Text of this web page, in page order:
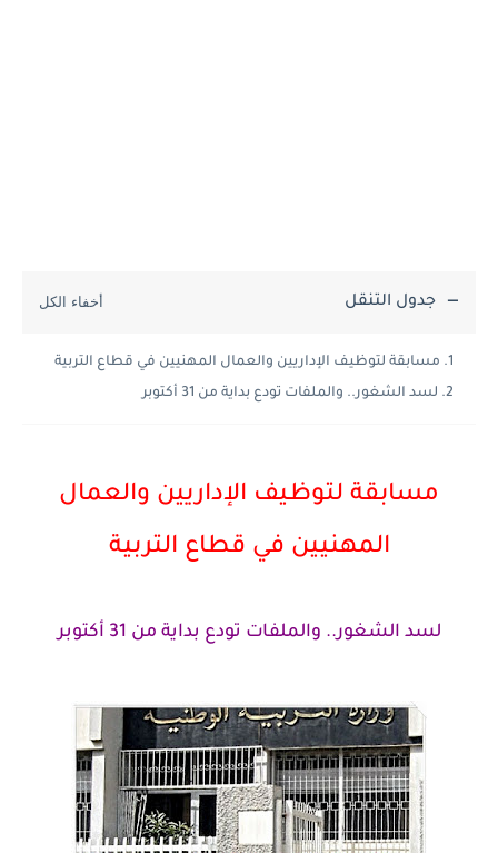
جدول التنقل
مسابقة لتوظيف الإداريين والعمال المهنيين في قطاع التربية
لسد الشغور.. والملفات تودع بداية من 31 أكتوبر
مسابقة لتوظيف الإداريين والعمال
المهنيين في قطاع التربية
لسد الشغور.. والملفات تودع بداية من 31 أكتوبر